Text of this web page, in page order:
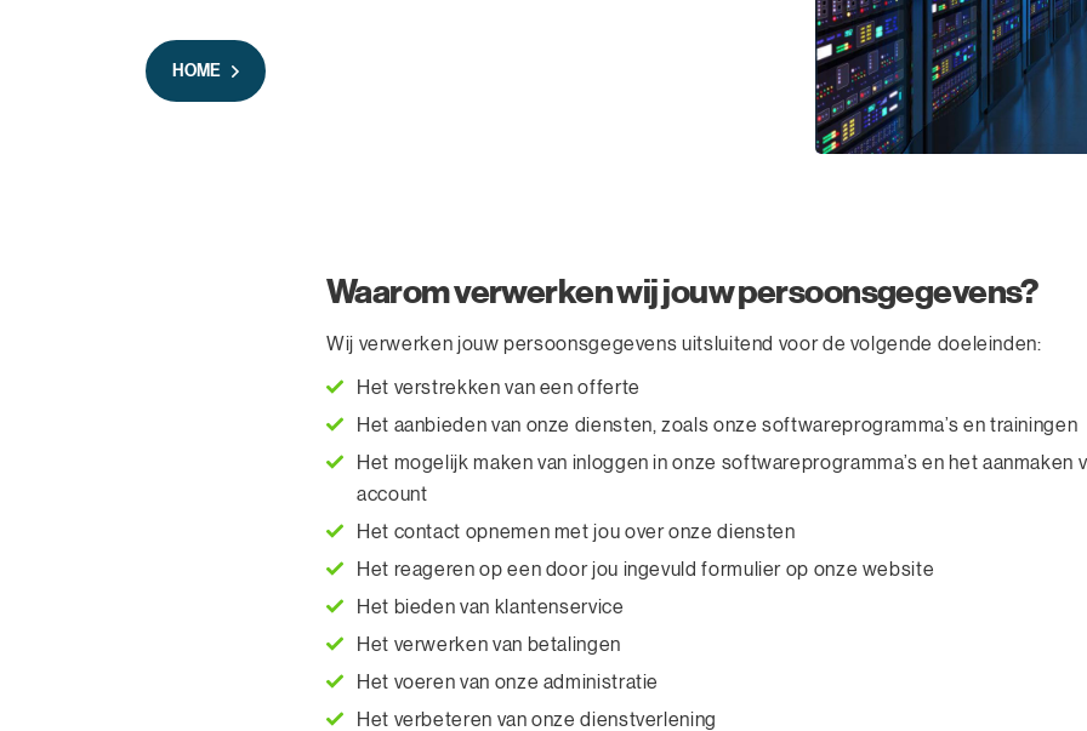
HOME
Waarom verwerken wij jouw persoonsgegevens?
Wij verwerken jouw persoonsgegevens uitsluitend voor de volgende doeleinden:
Het verstrekken van een offerte
Het aanbieden van onze diensten, zoals onze softwareprogramma’s en trainingen
Het mogelijk maken van inloggen in onze softwareprogramma’s en het aanmaken
account
Het contact opnemen met jou over onze diensten
Het reageren op een door jou ingevuld formulier op onze website
Het bieden van klantenservice
Het verwerken van betalingen
Het voeren van onze administratie
Het verbeteren van onze dienstverlening